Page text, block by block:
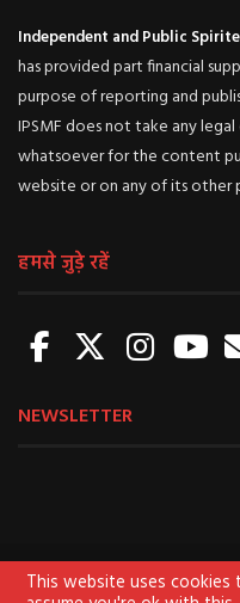
Independent and Public
has provided part financial
purpose of reporting and
IPSMF does not take any
whatsoever for the content
website or on any of its other
हमसे जुड़े रहें
NEWSLETTER
About us Sign
This website uses cookies